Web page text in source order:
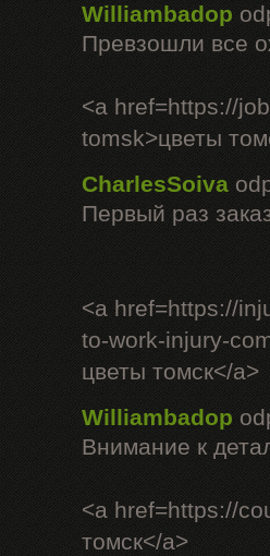
Williambadop
Превзошли все
<a href=https://
tomsk>цветы
CharlesSoiva
Первый раз
<a href=https://
to-work-injury-
цветы томск</a>
Williambadop
Внимание к
<a href=https://
томск</a>